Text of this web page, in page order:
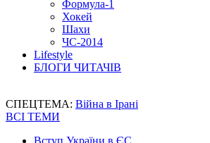
Формула-1
Хокей
Шахи
ЧС-2014
Lifestyle
БЛОГИ ЧИТАЧІВ
СПЕЦТЕМА: Війна в Ірані
ВСІ ТЕМИ
Вступ України в ЄС